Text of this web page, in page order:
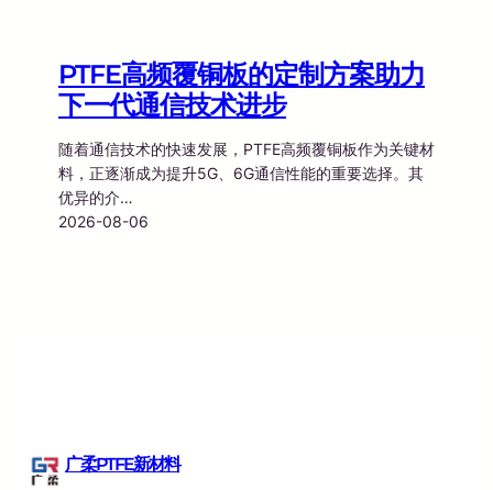
PTFE高频覆铜板的定制方案助力
下一代通信技术进步
随着通信技术的快速发展，PTFE高频覆铜板作为关键材
料，正逐渐成为提升5G、6G通信性能的重要选择。其
优异的介…
2026-08-06
广柔PTFE新材料